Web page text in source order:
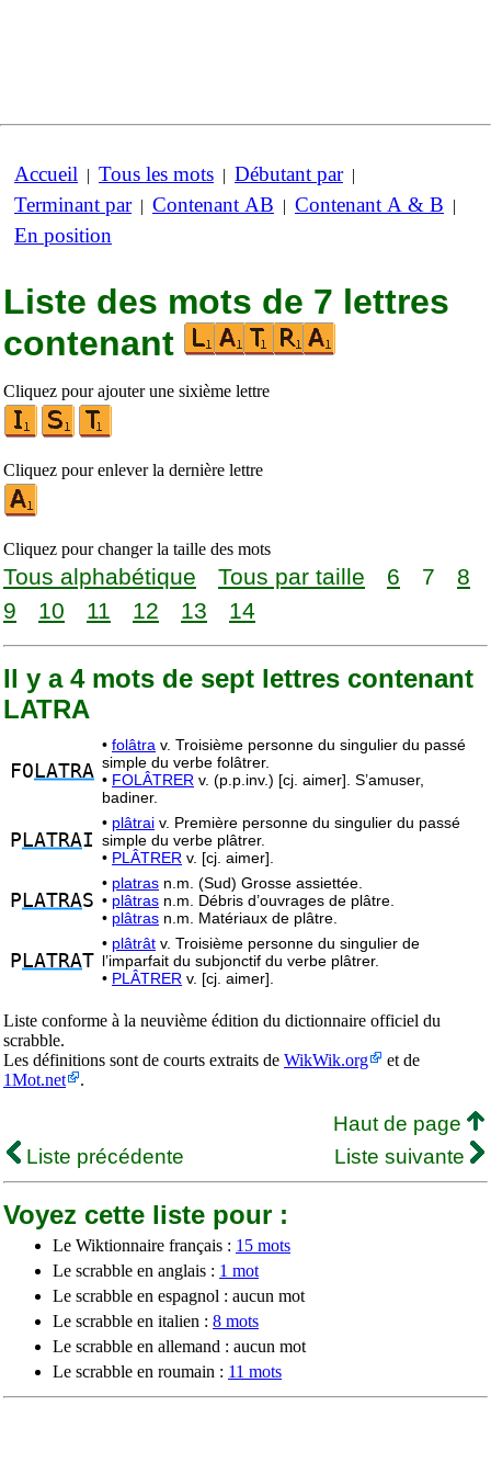
Accueil | Tous les mots | Débutant par|
Terminant par| Contenant AB | Contenant A & B |
En position
Liste des mots de 7 lettres
contenant
Cliquez pour ajouter une sixième lettre
Cliquez pour enlever la dernière lettre
Cliquez pour changer la taille des mots
Tous alphabétique Tous par taille 6 7
8
9
10 11 12 13 14
Il y a 4 mots de sept lettres contenant
LATRA
FO LATRA
• folâtra v. Troisième personne du singulier du passé
simple du verbe folâtrer.
• FOLÂTRER v. (p.p.inv.) [cj. aimer]. S’amuser,
badiner.
P LATRAI
• plâtrai v. Première personne du singulier du passé
simple du verbe plâtrer.
• PLÂTRER v. [cj. aimer].
P LATRAS
• platras n.m. (Sud) Grosse assiettée.
• plâtras n.m. Débris d’ouvrages de plâtre.
• plâtras n.m. Matériaux de plâtre.
P LATRAT
• plâtrât v. Troisième personne du singulier de
l’imparfait du subjonctif du verbe plâtrer.
• PLÂTRER v. [cj. aimer].
Liste conforme à la neuvième édition du dictionnaire officiel du
scrabble.
Les définitions sont de courts extraits de WikWik.org
et de
1Mot.net
.
Haut de page
Liste précédente
Liste suivante
Voyez cette liste pour :
Le Wiktionnaire français : 15 mots
Le scrabble en anglais : 1 mot
Le scrabble en espagnol : aucun mot
Le scrabble en italien : 8 mots
Le scrabble en allemand : aucun mot
Le scrabble en roumain : 11 mots